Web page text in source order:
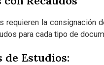
requieren la consignación
para cada tipo de
de Estudios: